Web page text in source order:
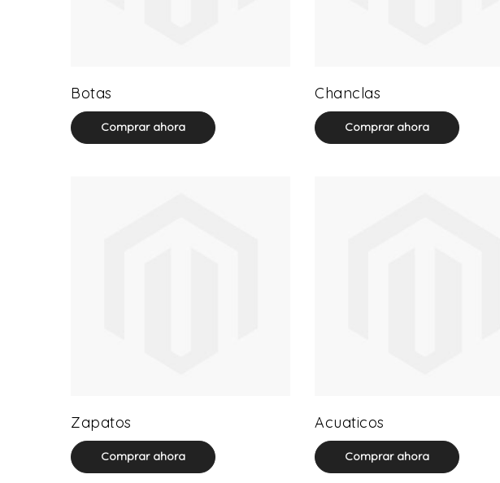
Botas
Comprar ahora
Chanclas
Comprar ahora
Zapatos
Comprar ahora
Acuaticos
Comprar ahora